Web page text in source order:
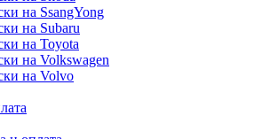
на SsangYong
на Subaru
на Toyota
на Volkswagen
на Volvo